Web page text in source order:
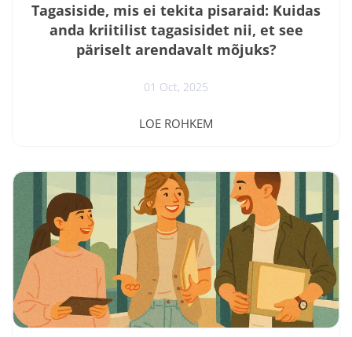
Tagasiside, mis ei tekita pisaraid: Kuidas
anda kriitilist tagasisidet nii, et see
päriselt arendavalt mõjuks?
01 Oct, 2025
motiveeritumad töötajad ei vaja motiveerimist. Kõige
kõik on meistrid ausas, aga hoolivas tagasisides. Eesti
töökohtadel valitseb ka see kummaline ja levinud
paradoks. Nimelt McKinsey 2023. aasta uuring näitas,
et 67% töötajatest soovib saada rohkem tagasisidet
oma juhilt. Samal ajal tunnistab 73%...
LOE ROHKEM